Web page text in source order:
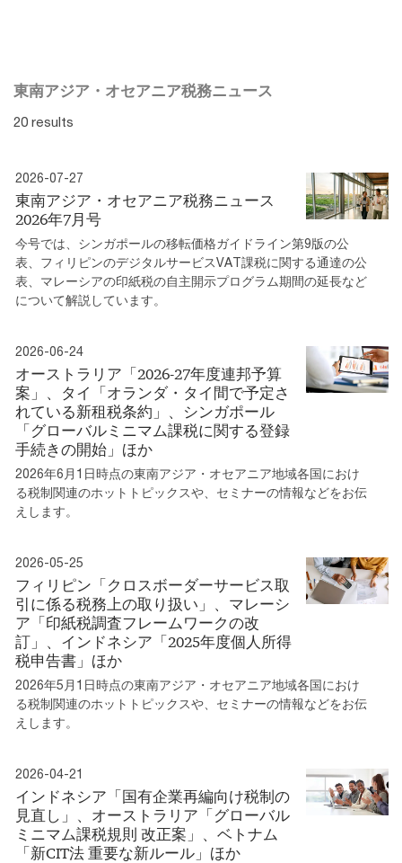
東南アジア・オセアニア税務ニュース
20 results
2026-07-27
東南アジア・オセアニア税務ニュース
2026年7月号
今号では、シンガポールの移転価格ガイドライン第9版の公
表、フィリピンのデジタルサービスVAT課税に関する通達の公
表、マレーシアの印紙税の自主開示プログラム期間の延長など
について解説しています。
2026-06-24
オーストラリア「2026-27年度連邦予算
案」、タイ「オランダ・タイ間で予定さ
れている新租税条約」、シンガポール
「グローバルミニマム課税に関する登録
手続きの開始」ほか
2026年6月1日時点の東南アジア・オセアニア地域各国におけ
る税制関連のホットトピックスや、セミナーの情報などをお伝
えします。
2026-05-25
フィリピン「クロスボーダーサービス取
引に係る税務上の取り扱い」、マレーシ
ア「印紙税調査フレームワークの改
訂」、インドネシア「2025年度個人所得
税申告書」ほか
2026年5月1日時点の東南アジア・オセアニア地域各国におけ
る税制関連のホットトピックスや、セミナーの情報などをお伝
えします。
2026-04-21
インドネシア「国有企業再編向け税制の
見直し」、オーストラリア「グローバル
ミニマム課税規則 改正案」、ベトナム
「新CIT法 重要な新ルール」ほか